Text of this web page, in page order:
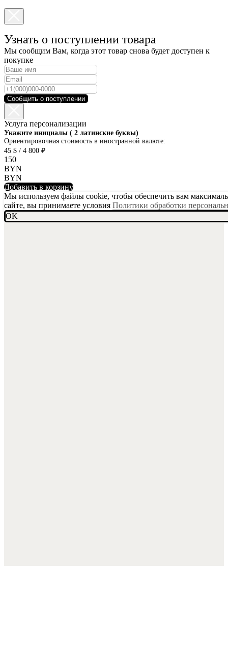
Узнать о поступлении товара
Мы сообщим Вам, когда этот товар снова будет доступен к
покупке
Сообщить о поступлении
Услуга персонализации
Укажите инициалы ( 2 латинские буквы)
Ориентировочная стоимость в иностранной валюте:
45 $ / 4 800 ₽
150
BYN
BYN
Добавить в корзину
Мы используем файлы cookie, чтобы обеспечить вам
сайте, вы принимаете условия Политики обработки
OK